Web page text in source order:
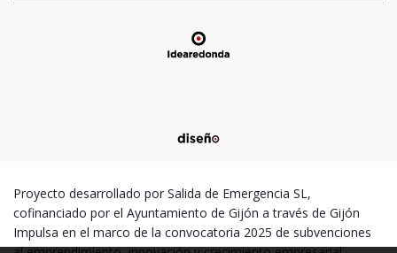
Proyecto desarrollado por Salida de Emergencia SL,
cofinanciado por el Ayuntamiento de Gijón a través de Gijón
Impulsa en el marco de la convocatoria 2025 de subvenciones